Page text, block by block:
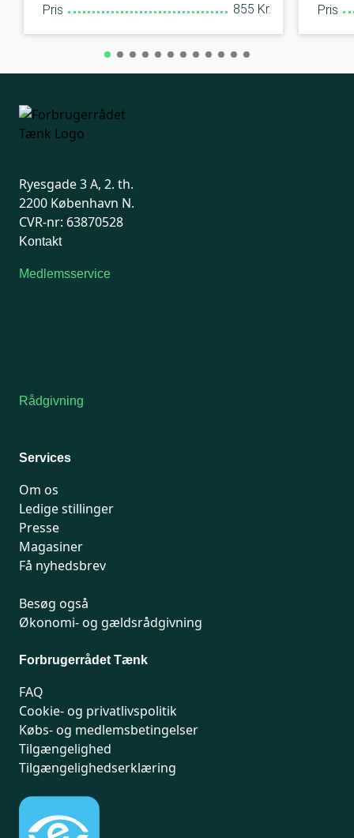
Pris 855 Kr. Pris
Ryesgade 3 A, 2. th.
2200 København N.
CVR-nr: 63870528
Kontakt
Medlemsservice
Rådgivning
Services
Om os
Ledige stillinger
Presse
Magasiner
Få nyhedsbrev
Besøg også
Økonomi- og gældsrådgivning
Forbrugerrådet Tænk
FAQ
Cookie- og privatlivspolitik
Købs- og medlemsbetingelser
Tilgængelighed
Tilgængelighedserklæring